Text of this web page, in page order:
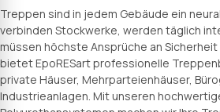
Treppen sind in jedem Gebäude ein
verbinden Stockwerke, werden täglich
müssen höchste Ansprüche an Sicherheit
bietet EpoRESart professionelle
private Häuser, Mehrparteienhäuser,
Industrieanlagen. Mit unseren